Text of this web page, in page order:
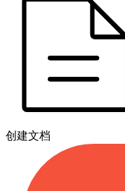
创建文档